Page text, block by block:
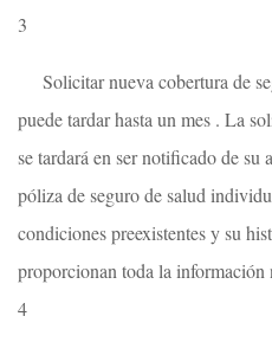
3
Solicitar nueva cobertura de
puede tardar hasta un mes . La
se tardará en ser notificado de
póliza de seguro de salud
condiciones preexistentes y su
proporcionan toda la información
4